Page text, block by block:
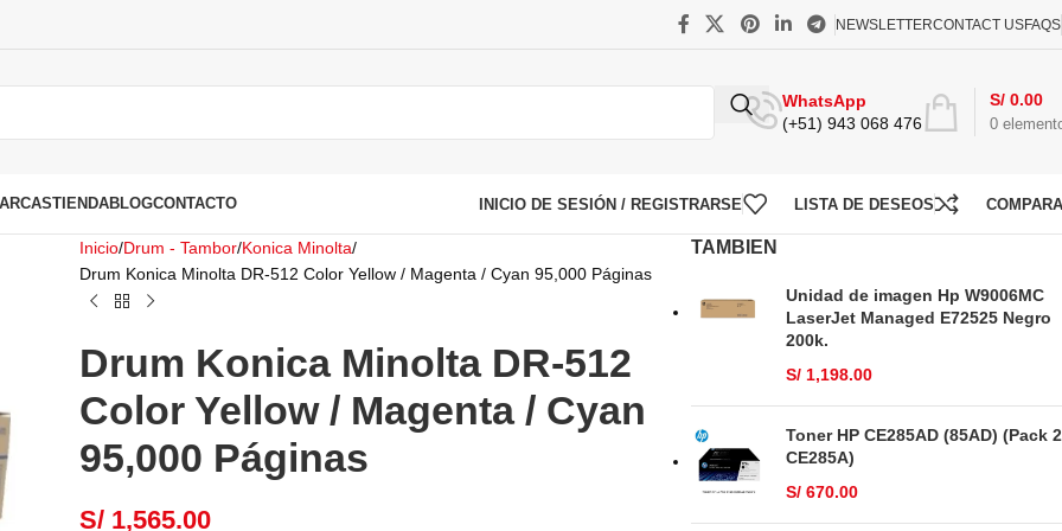
NEWSLETTERCONTACT USFAQS
WhatsApp
(+51) 943 068 476
0
S/ 0.00
TIENDABLOGCONTACTO INICIO DE SESIÓN / REGISTRARSE LISTA DE DESEOS
Inicio Drum - Tambor Konica Minolta
Drum Konica Minolta DR-512 Color Yellow / Magenta / Cyan 95,000 Páginas
Drum Konica Minolta DR-512
Color Yellow / Magenta / Cyan
95,000 Páginas
S/ 1,565.00
TAMBIEN
Unidad de imagen Hp W9006MC
LaserJet Managed E72525 Negro
200k.
S/1,198.00
Toner HP CE285AD (85AD) (Pack 2
CE285A)
S/670.00